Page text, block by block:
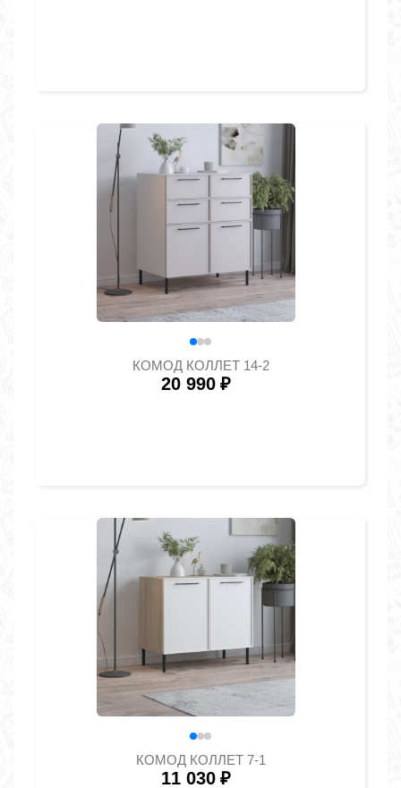
КОМОД КОЛЛЕТ 14-2
20 990 ₽
КОМОД КОЛЛЕТ 7-1
11 030 ₽